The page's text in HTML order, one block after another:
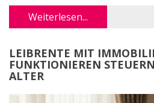
Weiterlesen...
LEIBRENTE MIT
FUNKTIONIEREN
ALTER